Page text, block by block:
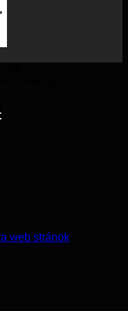
web stránok